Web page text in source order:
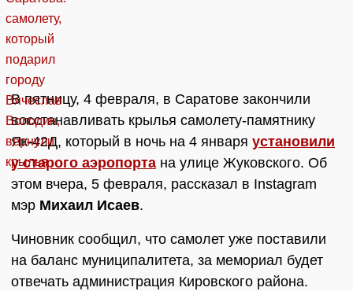
В пятницу, 4 февраля, в Саратове закончили
восстанавливать крылья самолету-памятнику
Як-42Д, который в ночь на 4 января установили
у старого аэропорта на улице Жуковского. Об
этом вчера, 5 февраля, рассказал в Instagram
мэр Михаил Исаев.
Чиновник сообщил, что самолет уже поставили
на баланс муниципалитета, за мемориал будет
отвечать администрация Кировского района.